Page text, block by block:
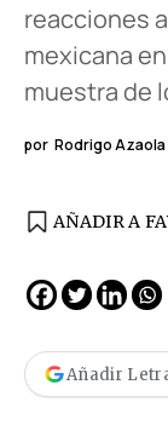
reacciones
mexicana
muestra de
por Rodrigo Azaola
AÑADIR A
Añadir